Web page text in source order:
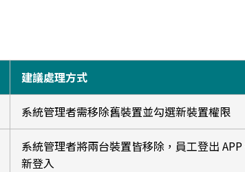
建議處理方式
系統管理者需移除舊裝置並勾選新裝置權限
系統管理者將兩台裝置皆移除，員工登出
新登入